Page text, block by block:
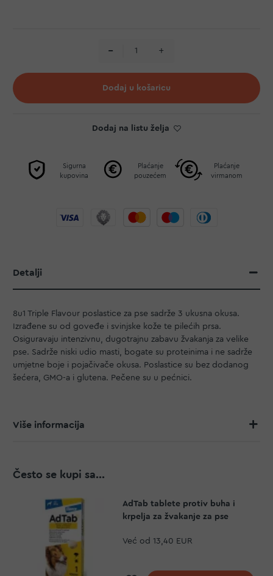
Dodaj u košaricu
Dodaj na listu želja
Sigurna
kupovina
Plaćanje
pouzećem
Plaćanje
virmanom
Detalji
8u1 Triple Flavour poslastice za pse sadrže 3 ukusna okusa.
Izrađene su od goveđe i svinjske kože te pilećih prsa.
Osiguravaju intenzivnu, dugotrajnu zabavu žvakanja za velike
pse. Sadrže niski udio masti, bogate su proteinima i ne sadrže
umjetne boje i pojačivače okusa. Poslastice su bez dodanog
šećera, GMO-a i glutena. Pečene su u pećnici.
Više informacija
Često se kupi sa...
AdTab tablete protiv buha i
krpelja za žvakanje za pse
Već od 13,40 EUR